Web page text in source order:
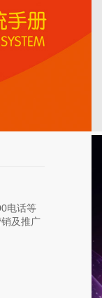
电话等
及推广